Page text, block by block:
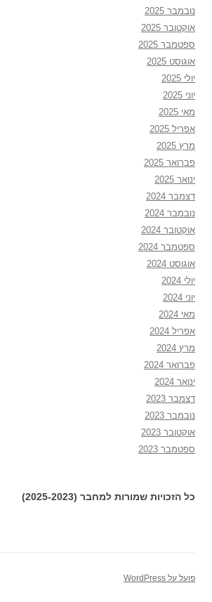
נובמבר 2025
אוקטובר 2025
ספטמבר 2025
אוגוסט 2025
יולי 2025
יוני 2025
מאי 2025
אפריל 2025
מרץ 2025
פברואר 2025
ינואר 2025
דצמבר 2024
נובמבר 2024
אוקטובר 2024
ספטמבר 2024
אוגוסט 2024
יולי 2024
יוני 2024
מאי 2024
אפריל 2024
מרץ 2024
פברואר 2024
ינואר 2024
דצמבר 2023
נובמבר 2023
אוקטובר 2023
ספטמבר 2023
כל הזכויות שמורות למחבר (2025-2023)
פועל על WordPress